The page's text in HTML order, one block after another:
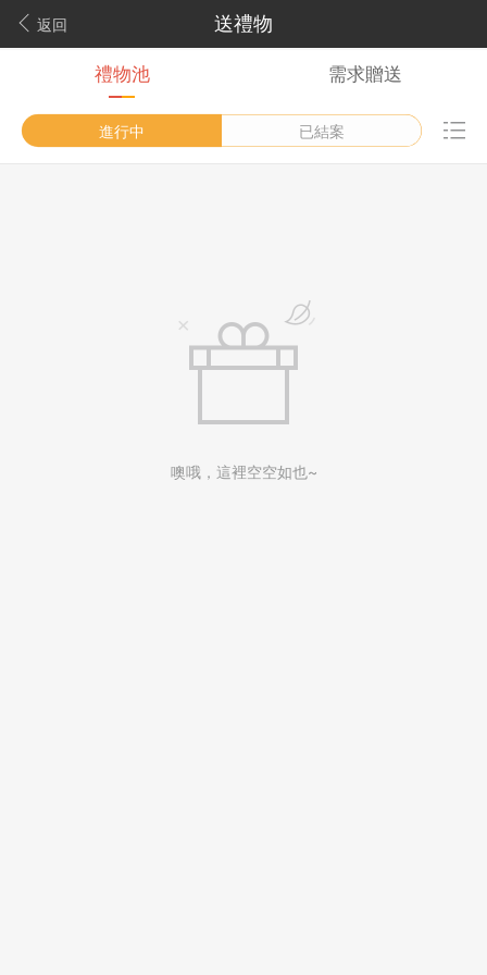
返回 送禮物
禮物池 需求贈送
進行中 已結案
噢哦，這裡空空如也~